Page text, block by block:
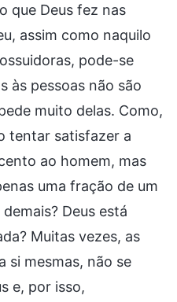
que Deus fez nas
assim como naquilo
pode-se
às pessoas não são
muito delas. Como,
tentar satisfazer a
ao homem, mas
uma fração de um
Deus está
Muitas vezes, as
si mesmas, não se
e, por isso,